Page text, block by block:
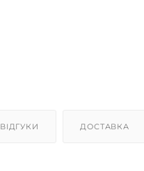
ВІДГУКИ ДОСТАВКА